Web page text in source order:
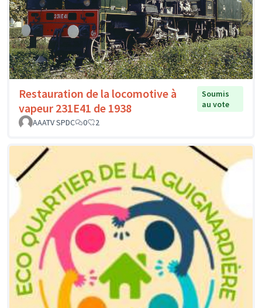
Restauration de la locomotive à
vapeur 231E41 de 1938
Soumis
au vote
AAATV SPDC
0 2